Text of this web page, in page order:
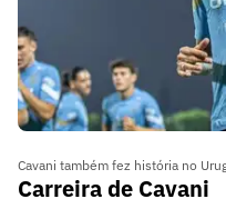
Cavani também fez história no
Carreira de Cavani